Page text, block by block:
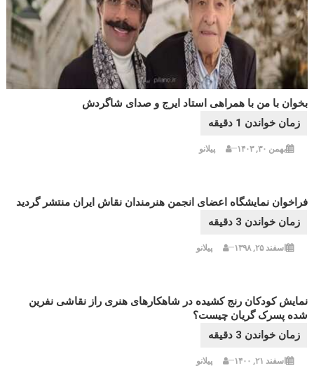
بخوان با من با همراهی استاد ایرج و صدای شاگردش
بهمن ۳۰, ۱۴۰۳ پیلانو
فراخوان نمایشگاه اعضای انجمن هنرمندان نقاش ایران منتشر گردید
اسفند ۲۵, ۱۳۹۸ پیلانو
نمایش کودکان رنج کشیده در شاهکارهای هنری راز نقاشی نفرین
شده پسرک گریان چیست؟
اسفند ۲۱, ۱۴۰۰ پیلانو